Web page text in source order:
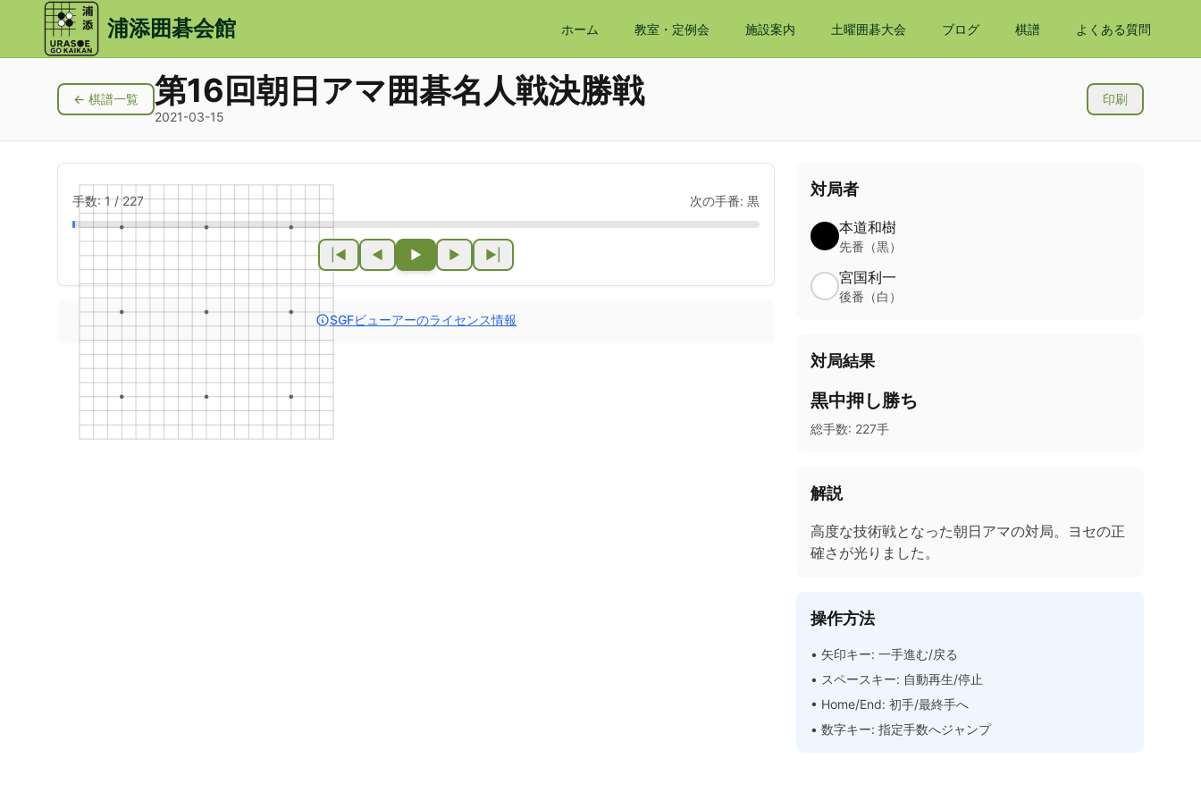
メインコンテンツにスキップ
浦添囲碁会館 ホーム 教室・定例会 施設案内 土曜囲碁大会 ブログ 棋譜 よくある質問
← 棋譜一覧 第16回朝日アマ囲碁名人戦決勝戦
2021-03-15
印刷
手数:1/227 次の手番: 黒
|◀ ◀ ▶ ▶ ▶|
SGFビューアーのライセンス情報
対局者
本道和樹
先番（黒）
宮国利一
後番（白）
対局結果
黒中押し勝ち
総手数: 227手
解説
高度な技術戦となった朝日アマの対局。ヨセの正
確さが光りました。
操作方法
• 矢印キー: 一手進む/戻る
• スペースキー: 自動再生/停止
• Home/End: 初手/最終手へ
• 数字キー: 指定手数へジャンプ